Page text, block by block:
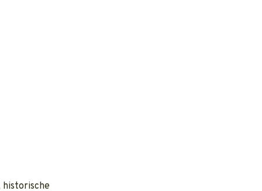
historische